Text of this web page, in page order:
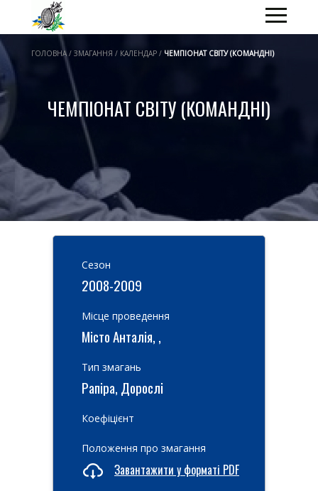
ГОЛОВНА / ЗМАГАННЯ / КАЛЕНДАР / ЧЕМПІОНАТ СВІТУ (КОМАНДНІ)
ЧЕМПІОНАТ СВІТУ (КОМАНДНІ)
Cезон
2008-2009
Місце проведення
Місто Анталія, ,
Тип змагань
Рапіра, Дорослі
Коефіцієнт
Положення про змагання
Завантажити у форматі PDF